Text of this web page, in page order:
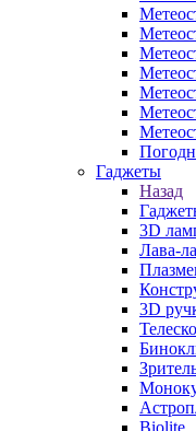
Гаджеты
Назад
3D
Лава-
3D
Biolite